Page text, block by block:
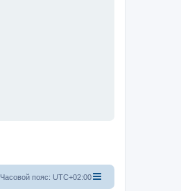
Часовой пояс: UTC+02:00